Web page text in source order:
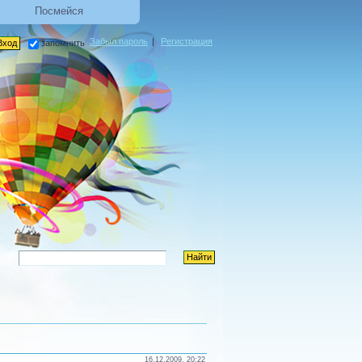
Посмейся
запомнить Забыл пароль | Регистрация
16.12.2009, 20:22